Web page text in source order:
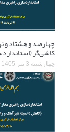
چهارصد و هشتاد و
کاشی‌گر
چهارشنبه 3 تیر 1405